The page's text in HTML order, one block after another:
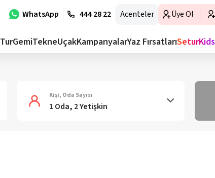
WhatsApp 444 28 22 Acenteler Üye Ol
TurGemiTekneUçakKampanyalarYaz FırsatlarıSeturKids
Kişi, Oda Sayısı
1 Oda, 2 Yetişkin